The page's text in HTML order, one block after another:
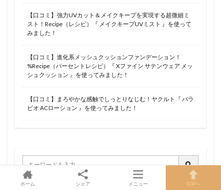
【口コミ】強力UVカット＆メイクキープを実現する超微細ミ
スト！Recipe（レシピ）『 メイクキープUVミスト 』を使って
みました！
【口コミ】進化系メッシュクッションファンデーション！
%Recipe（パーセントレシピ）『 Xファイン サテンウェア メッ
シュクッション 』を使ってみました！
【口コミ】まろやかな感触でしっとりなじむ！ヤクルト『 パラ
ビオ ACローション 』を使ってみました！
ホーム シェア メニュー TOPへ